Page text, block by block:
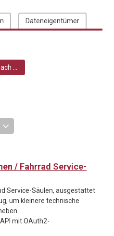
Dateneigentümer
...
/ Fahrrad Service-
Service-Säulen, ausgestattet
um kleinere technische
mit OAuth2-